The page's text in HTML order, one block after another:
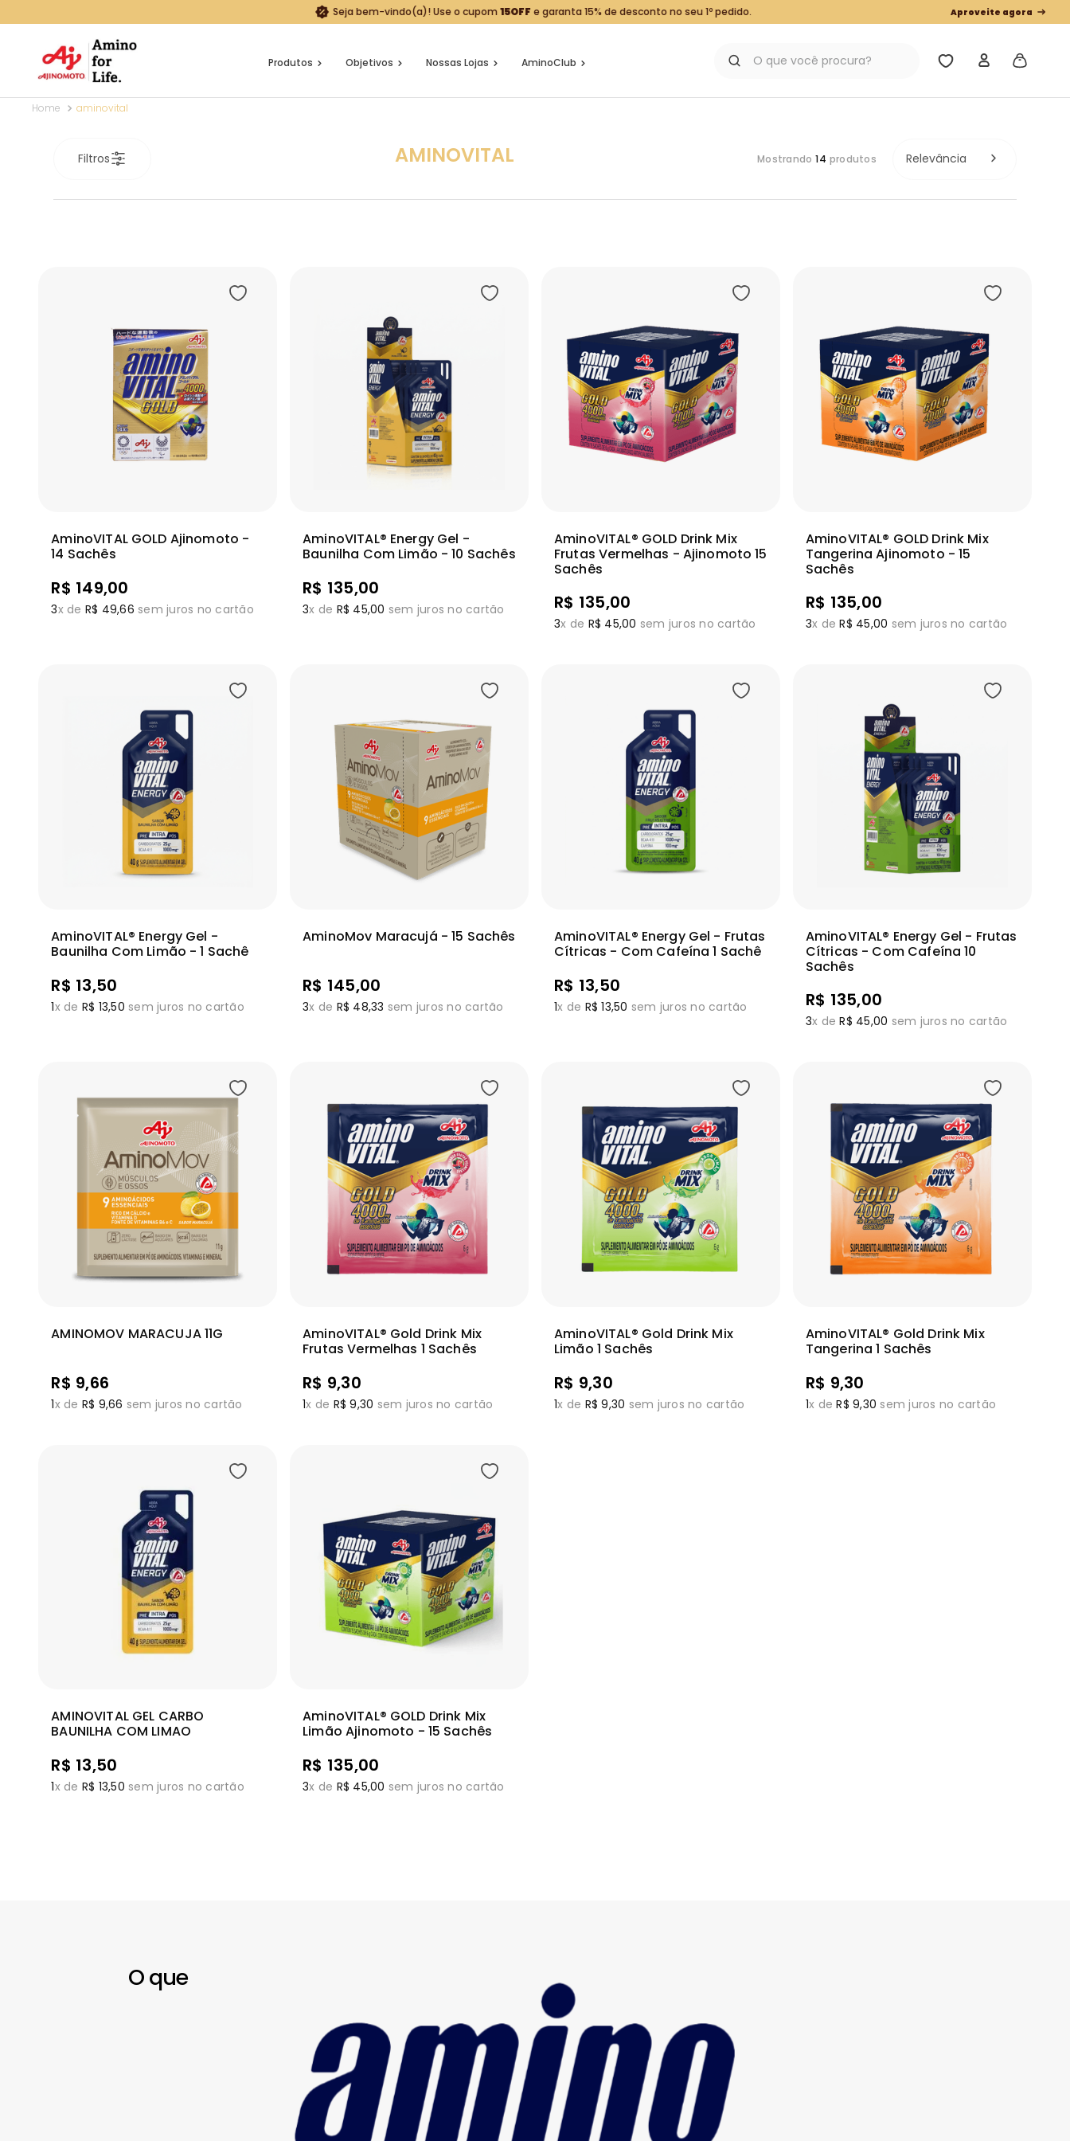
Seja bem-vindo(a)! Use o cupom15OFF e garanta 15% de desconto no seu 1º pedido. Aproveite agora
Produtos Objetivos Nossas Lojas AminoClub
aminovital
Filtros AMINOVITAL 14 Relevância
AminoVITAL GOLD Ajinomoto -
14 Sachês
R$ 149,00
3x de R$ 49,66 sem juros no cartão
AminoVITAL® Energy Gel -
Baunilha Com Limão - 10 Sachês
R$ 135,00
3x de R$ 45,00 sem juros no cartão
AminoVITAL® GOLD Drink Mix
Frutas Vermelhas - Ajinomoto 15
Sachês
R$ 135,00
3x de R$ 45,00 sem juros no cartão
AminoVITAL® GOLD Drink Mix
Tangerina Ajinomoto - 15
Sachês
R$ 135,00
3x deR$ 45,00 sem juros no cartão
AminoVITAL® Energy Gel -
Baunilha Com Limão - 1 Sachê
R$ 13,50
1x de R$ 13,50 sem juros no cartão
AminoMov Maracujá - 15 Sachês
R$ 145,00
3x de R$ 48,33 sem juros no cartão
AminoVITAL® Energy Gel - Frutas
Cítricas - Com Cafeína 1 Sachê
R$ 13,50
1x de R$ 13,50 sem juros no cartão
AminoVITAL® Energy Gel - Frutas
Cítricas - Com Cafeína 10
Sachês
R$ 135,00
3x deR$ 45,00 sem juros no cartão
Ver mais Adicionar
AMINOMOV MARACUJA 11G
R$ 9,66
1x de R$ 9,66 sem juros no cartão
AminoVITAL® Gold Drink Mix
Frutas Vermelhas 1 Sachês
R$ 9,30
1x de R$ 9,30 sem juros no cartão
AminoVITAL® Gold Drink Mix
Limão 1 Sachês
R$ 9,30
1x de R$ 9,30 sem juros no cartão
AminoVITAL® Gold Drink Mix
Tangerina 1 Sachês
R$ 9,30
1x deR$ 9,30 sem juros no cartão
AMINOVITAL GEL CARBO
BAUNILHA COM LIMAO
R$ 13,50
1x de R$ 13,50 sem juros no cartão
AminoVITAL® GOLD Drink Mix
Limão Ajinomoto - 15 Sachês
R$ 135,00
3x de R$ 45,00 sem juros no cartão
O que